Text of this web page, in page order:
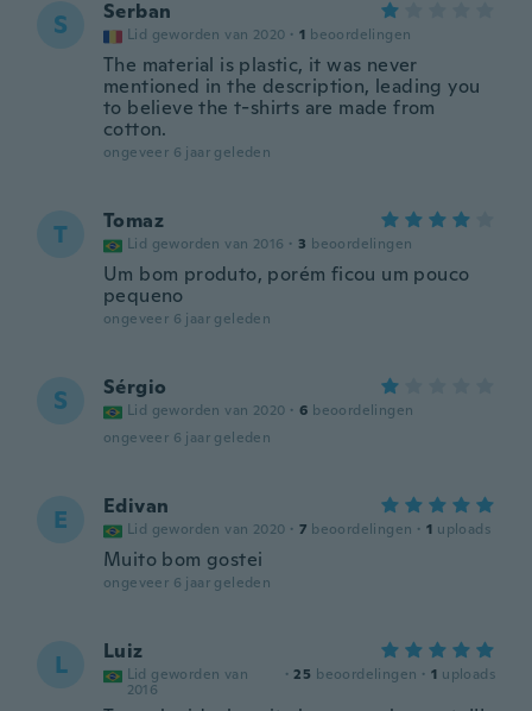
S Serban
Lid geworden van 2020 · 1 beoordelingen
The material is plastic, it was never
mentioned in the description, leading you
to believe the t-shirts are made from
cotton.
ongeveer 6 jaar geleden
T Tomaz
Lid geworden van 2016 · 3 beoordelingen
Um bom produto, porém ficou um pouco
pequeno
ongeveer 6 jaar geleden
S Sérgio
Lid geworden van 2020 · 6 beoordelingen
ongeveer 6 jaar geleden
E Edivan
Lid geworden van 2020 · 7 beoordelingen · 1 uploads
Muito bom gostei
ongeveer 6 jaar geleden
L Luiz
Lid geworden van
2016
· 25 beoordelingen · 1 uploads